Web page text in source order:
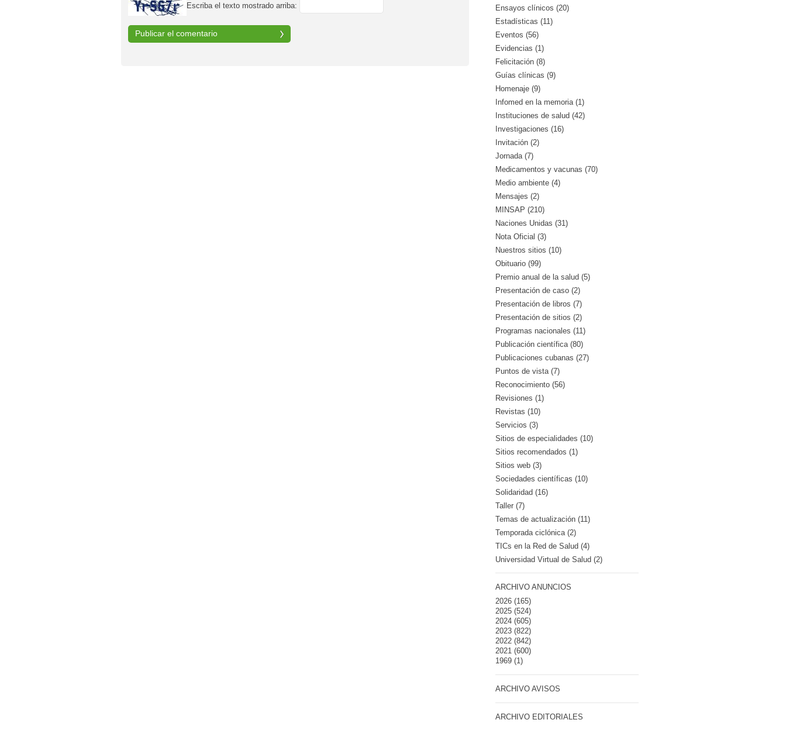
Escriba el texto mostrado arriba:
Ensayos clínicos (20)
Estadísticas (11)
Eventos (56)
Evidencias (1)
Felicitación (8)
Guías clínicas (9)
Homenaje (9)
Infomed en la memoria (1)
Instituciones de salud (42)
Investigaciones (16)
Invitación (2)
Jornada (7)
Medicamentos y vacunas (70)
Medio ambiente (4)
Mensajes (2)
MINSAP (210)
Naciones Unidas (31)
Nota Oficial (3)
Nuestros sitios (10)
Obituario (99)
Premio anual de la salud (5)
Presentación de caso (2)
Presentación de libros (7)
Presentación de sitios (2)
Programas nacionales (11)
Publicación científica (80)
Publicaciones cubanas (27)
Puntos de vista (7)
Reconocimiento (56)
Revisiones (1)
Revistas (10)
Servicios (3)
Sitios de especialidades (10)
Sitios recomendados (1)
Sitios web (3)
Sociedades científicas (10)
Solidaridad (16)
Taller (7)
Temas de actualización (11)
Temporada ciclónica (2)
TICs en la Red de Salud (4)
Universidad Virtual de Salud (2)
ARCHIVO ANUNCIOS
2026(165)
2025(524)
2024(605)
2023(822)
2022(842)
2021(600)
1969(1)
ARCHIVO AVISOS
ARCHIVO EDITORIALES